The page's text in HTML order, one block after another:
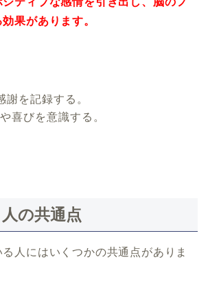
果があります。
謝を記録する。
喜びを意識する。
の共通点
人にはいくつかの共通点がありま